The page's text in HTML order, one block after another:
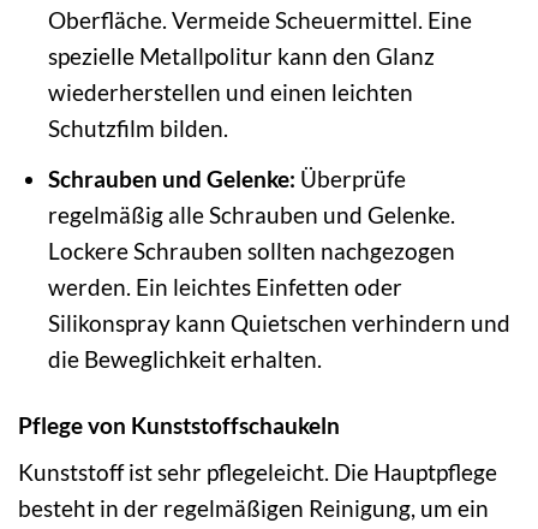
Oberfläche. Vermeide Scheuermittel. Eine
spezielle Metallpolitur kann den Glanz
wiederherstellen und einen leichten
Schutzfilm bilden.
Schrauben und Gelenke: Überprüfe
regelmäßig alle Schrauben und Gelenke.
Lockere Schrauben sollten nachgezogen
werden. Ein leichtes Einfetten oder
Silikonspray kann Quietschen verhindern und
die Beweglichkeit erhalten.
Pflege von Kunststoffschaukeln
Kunststoff ist sehr pflegeleicht. Die Hauptpflege
besteht in der regelmäßigen Reinigung, um ein